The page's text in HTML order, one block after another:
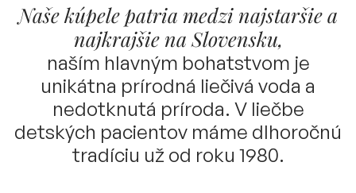
Naše kúpele patria medzi najstaršie a
najkrajšie na Slovensku,
naším hlavným bohatstvom je
unikátna prírodná liečivá voda a
nedotknutá príroda. V liečbe
detských pacientov máme dlhoročnú
tradíciu už od roku 1980.